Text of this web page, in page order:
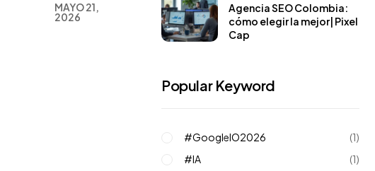
MAYO 21,
2026
Agencia SEO Colombia:
cómo elegir la mejor| Pixel
Cap
Popular Keyword
#GoogleIO2026
(1)
#IA
(1)